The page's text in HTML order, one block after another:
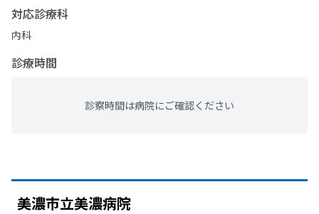
対応診療科
内科
診療時間
診察時間は病院にご確認ください
美濃市立美濃病院